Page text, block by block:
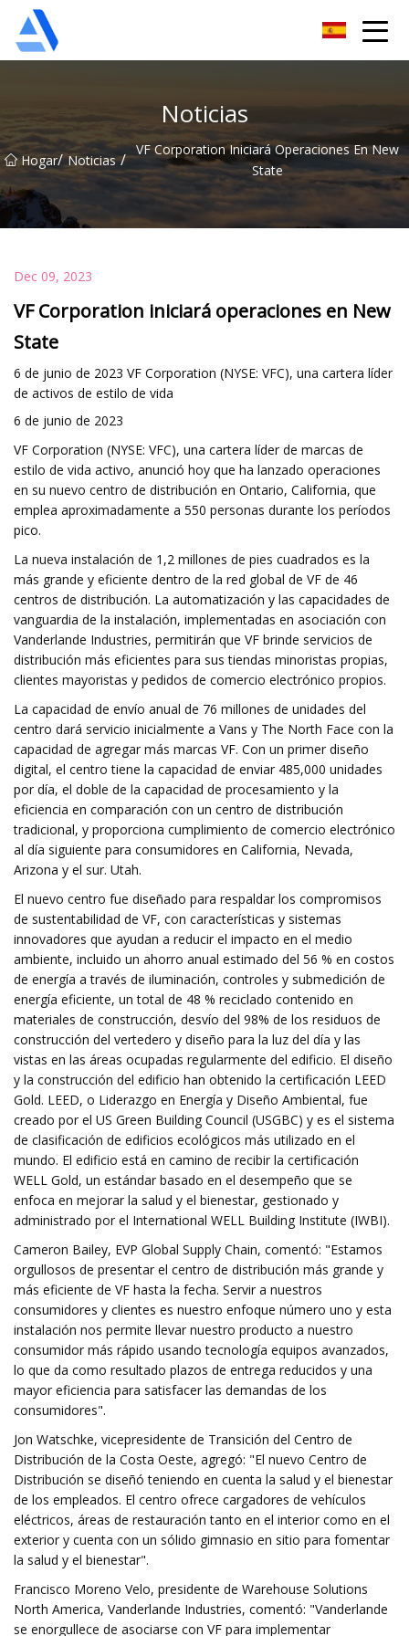
Noticias
Hogar/ Noticias / VF Corporation Iniciará Operaciones En New
State
Dec 09, 2023
VF Corporation iniciará operaciones en New
State
6 de junio de 2023 VF Corporation (NYSE: VFC), una cartera líder
de activos de estilo de vida
6 de junio de 2023
VF Corporation (NYSE: VFC), una cartera líder de marcas de
estilo de vida activo, anunció hoy que ha lanzado operaciones
en su nuevo centro de distribución en Ontario, California, que
emplea aproximadamente a 550 personas durante los períodos
pico.
La nueva instalación de 1,2 millones de pies cuadrados es la
más grande y eficiente dentro de la red global de VF de 46
centros de distribución. La automatización y las capacidades de
vanguardia de la instalación, implementadas en asociación con
Vanderlande Industries, permitirán que VF brinde servicios de
distribución más eficientes para sus tiendas minoristas propias,
clientes mayoristas y pedidos de comercio electrónico propios.
La capacidad de envío anual de 76 millones de unidades del
centro dará servicio inicialmente a Vans y The North Face con la
capacidad de agregar más marcas VF. Con un primer diseño
digital, el centro tiene la capacidad de enviar 485,000 unidades
por día, el doble de la capacidad de procesamiento y la
eficiencia en comparación con un centro de distribución
tradicional, y proporciona cumplimiento de comercio electrónico
al día siguiente para consumidores en California, Nevada,
Arizona y el sur. Utah.
El nuevo centro fue diseñado para respaldar los compromisos
de sustentabilidad de VF, con características y sistemas
innovadores que ayudan a reducir el impacto en el medio
ambiente, incluido un ahorro anual estimado del 56 % en costos
de energía a través de iluminación, controles y submedición de
energía eficiente, un total de 48 % reciclado contenido en
materiales de construcción, desvío del 98% de los residuos de
construcción del vertedero y diseño para la luz del día y las
vistas en las áreas ocupadas regularmente del edificio. El diseño
y la construcción del edificio han obtenido la certificación LEED
Gold. LEED, o Liderazgo en Energía y Diseño Ambiental, fue
creado por el US Green Building Council (USGBC) y es el sistema
de clasificación de edificios ecológicos más utilizado en el
mundo. El edificio está en camino de recibir la certificación
WELL Gold, un estándar basado en el desempeño que se
enfoca en mejorar la salud y el bienestar, gestionado y
administrado por el International WELL Building Institute (IWBI).
Cameron Bailey, EVP Global Supply Chain, comentó: "Estamos
orgullosos de presentar el centro de distribución más grande y
más eficiente de VF hasta la fecha. Servir a nuestros
consumidores y clientes es nuestro enfoque número uno y esta
instalación nos permite llevar nuestro producto a nuestro
consumidor más rápido usando tecnología equipos avanzados,
lo que da como resultado plazos de entrega reducidos y una
mayor eficiencia para satisfacer las demandas de los
consumidores".
Jon Watschke, vicepresidente de Transición del Centro de
Distribución de la Costa Oeste, agregó: "El nuevo Centro de
Distribución se diseñó teniendo en cuenta la salud y el bienestar
de los empleados. El centro ofrece cargadores de vehículos
eléctricos, áreas de restauración tanto en el interior como en el
exterior y cuenta con un sólido gimnasio en sitio para fomentar
la salud y el bienestar".
Francisco Moreno Velo, presidente de Warehouse Solutions
North America, Vanderlande Industries, comentó: "Vanderlande
se enorgullece de asociarse con VF para implementar